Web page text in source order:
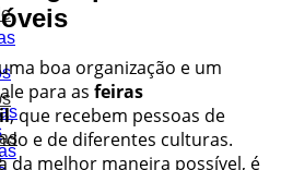
boa organização e um
para as feiras
, que recebem pessoas de
e de diferentes culturas.
da melhor maneira possível, é